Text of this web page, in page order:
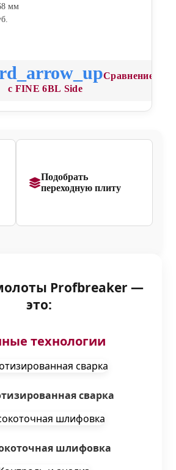
мм
Сравнение
с FINE 6BL Side
Подобрать
переходную плиту
Profbreaker —
это:
технологии
сварка
шлифовка